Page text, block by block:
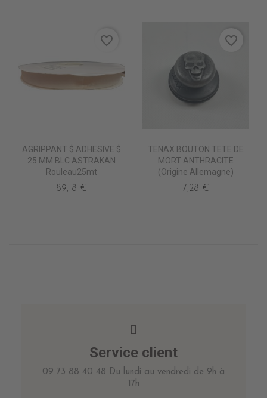
AGRIPPANT $ ADHESIVE $
25 MM BLC ASTRAKAN
Rouleau25mt
89,18 €
favorite_border
TENAX BOUTON TETE DE
MORT ANTHRACITE
(origine Allemagne)
7,28 €
favorite_border
Service client
09 73 88 40 48 Du lundi au vendredi de 9h à
17h